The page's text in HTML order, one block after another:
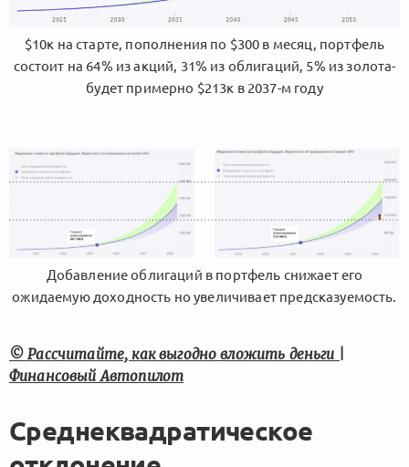
$10к на старте, пополнения по $300 в месяц, портфель
состоит на 64% из акций, 31% из облигаций, 5% из золота-
будет примерно $213к в 2037-м году
Добавление облигаций в портфель снижает его
ожидаемую доходность но увеличивает предсказуемость.
© Рассчитайте, как выгодно вложить деньги |
Финансовый Автопилот
Среднеквадратическое